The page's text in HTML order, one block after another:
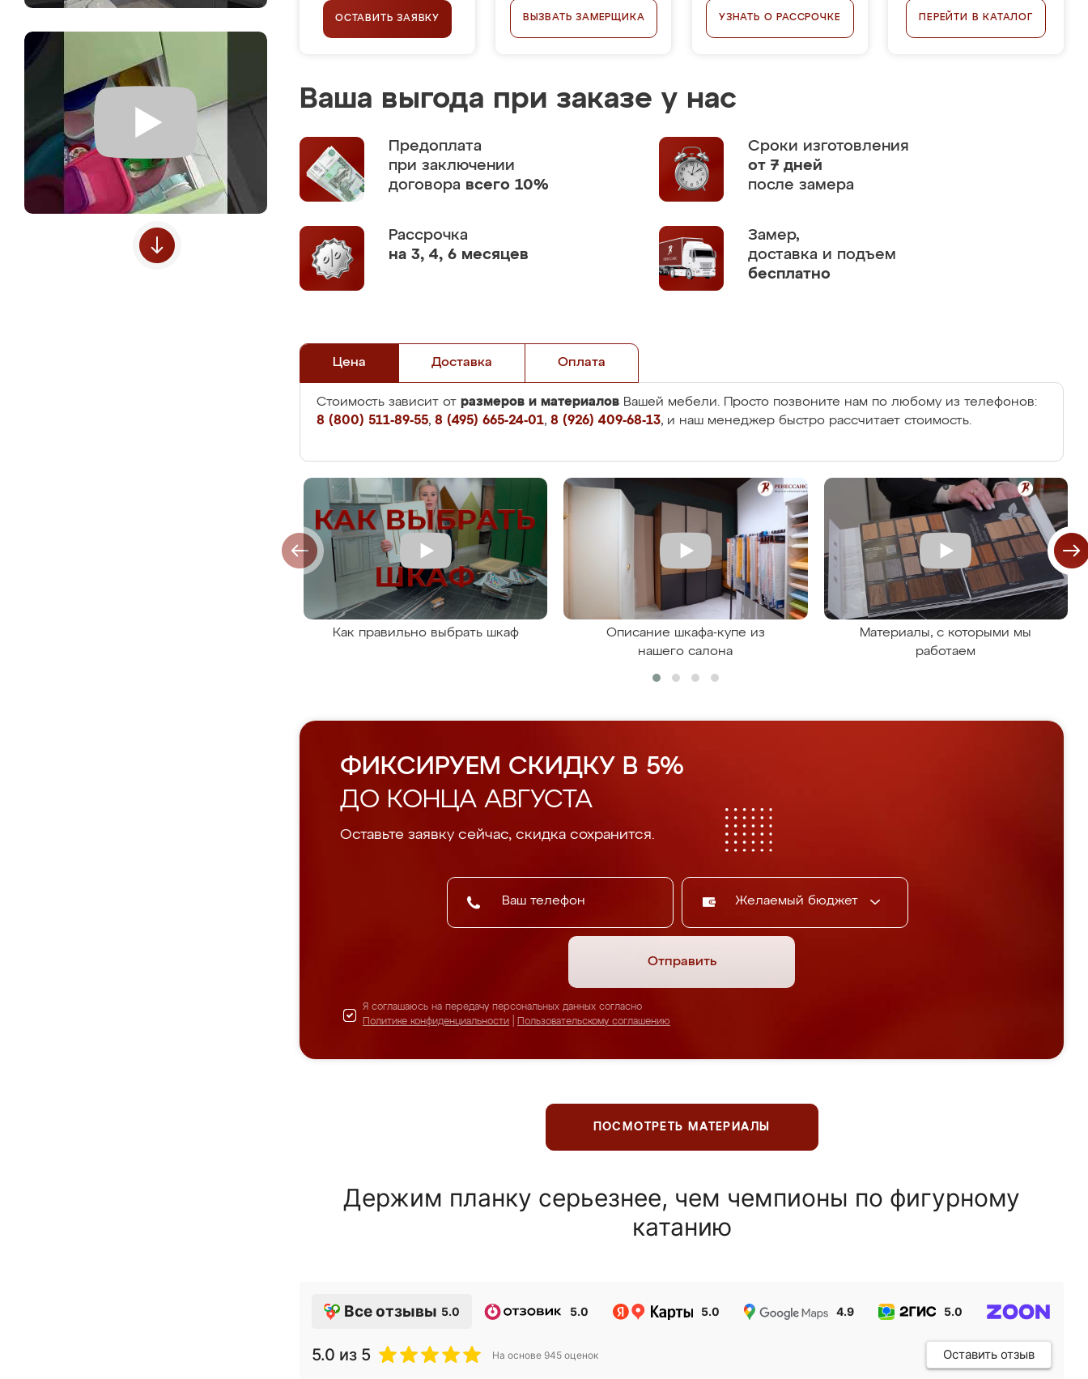
ОСТАВИТЬ ЗАЯВКУ ВЫЗВАТЬ ЗАМЕРЩИКА УЗНАТЬ О РАССРОЧКЕ ПЕРЕЙТИ В КАТАЛОГ
Ваша выгода при заказе у нас
Предоплата
при заключении
договора всего 10%
Сроки изготовления
от 7 дней
после замера
Рассрочка
на 3, 4, 6 месяцев
Замер,
доставка и подъем
бесплатно
Цена Доставка Оплата
Стоимость зависит от размеров и материалов Вашей мебели. Просто позвоните нам по любому из телефонов:
8 (800) 511-89-55, 8 (495) 665-24-01, 8 (926) 409-68-13, и наш менеджер быстро рассчитает стоимость.
Как правильно выбрать шкаф
Описание шкафа-купе из
нашего салона
Материалы, с которыми мы
работаем
ФИКСИРУЕМ СКИДКУ В 5%
ДО КОНЦА АВГУСТА
Оставьте заявку сейчас, скидка сохранится.
Желаемый бюджет
Отправить
Я соглашаюсь на передачу персональных данных согласно
Политике конфиденциальности
Пользовательскому соглашению
ПОСМОТРЕТЬ МАТЕРИАЛЫ
Держим планку серьезнее, чем чемпионы по фигурному
катанию
Все отзывы 5.0 5.0 5.0 4.9 5.0
5.0 из 5 На основе 945 оценок Оставить отзыв